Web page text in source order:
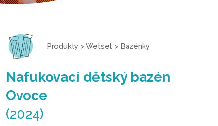
Produkty >Wetset > Bazénky
Nafukovací dětský bazén
Ovoce
(2024)